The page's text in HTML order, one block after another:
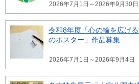
2026年7月1日～2026年9月30日
令和8年度「心の輪を広げ
のポスター」作品募集
2026年7月1日～2026年9月4日